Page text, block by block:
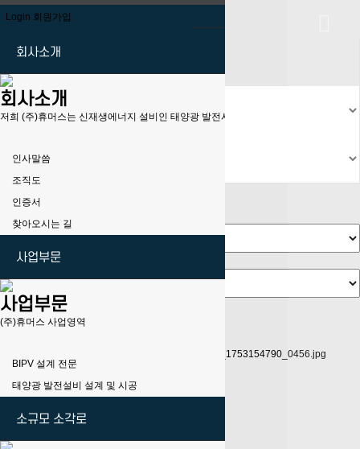
LOGIN
Toggle navigation
Login 회원가입
회사소개
회사소개
저희 (주)휴머스는 신재생에너지 설비인 태양광 발전시스템의 제작, 설치에 대한 많
인사말씀
조직도
인증서
찾아오시는 길
사업부문
사업부문
(주)휴머스 사업영역
BIPV 설계 전문
태양광 발전설비 설계 및 시공
소규모 소각로
사업실적
(BIPV) 마장동 청년주택_BIPV
페이스북 공유
트위터 공유
SNS 공유